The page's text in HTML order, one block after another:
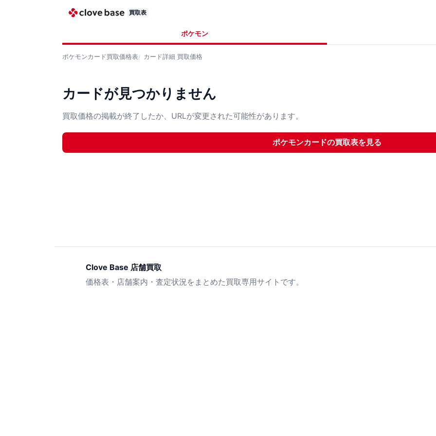
買取表
ポケモン
ポケモンカード買取価格表 カード詳細 買取価格
カードが見つかりません
買取価格の掲載が終了したか、URLが変更された可能性があります。
ポケモンカードの買取表を見る
Clove Base 店舗買取
価格表・店舗案内・査定状況をまとめた買取専用サイトです。